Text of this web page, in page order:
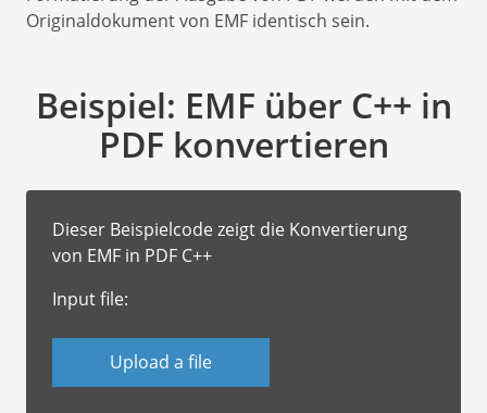
Originaldokument von EMF identisch sein.
Beispiel: EMF über C++ in
PDF konvertieren
Dieser Beispielcode zeigt die Konvertierung
von EMF in PDF C++
Input file:
Upload a file